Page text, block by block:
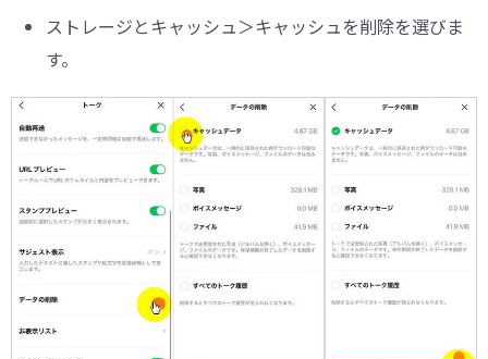
ストレージとキャッシュ＞キャッシュを削除を選びま
す。